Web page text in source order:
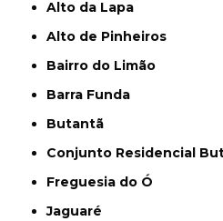
Alto da Lapa
Alto de Pinheiros
Bairro do Limão
Barra Funda
Butantã
Conjunto Residencial
Freguesia do Ó
Jaguaré